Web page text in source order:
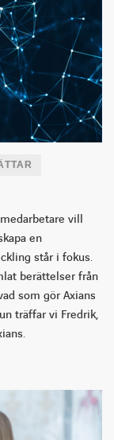
vill
en
står i fokus.
berättelser från
som gör Axians
träffar vi Fredrik,